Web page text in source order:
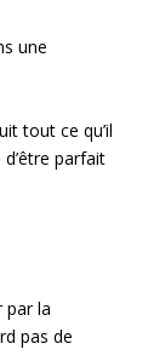
une
tout ce qu’il
parfait
par la
pas de